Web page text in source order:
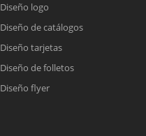
Diseño logo
Diseño de catálogos
Diseño tarjetas
Diseño de folletos
Diseño flyer